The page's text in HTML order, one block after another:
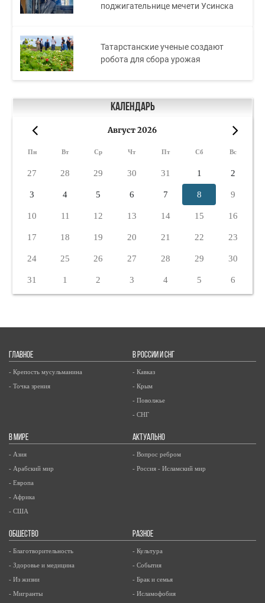
поджигательнице мечети Усинска
Татарстанские ученые создают
робота для сбора урожая
Календарь
Август 2026
Пн Вт Ср Чт Пт Сб Вс
27 28 29 30 31 1 2
3 4 5 6 7 8 9
10 11 12 13 14 15 16
17 18 19 20 21 22 23
24 25 26 27 28 29 30
31 1 2 3 4 5 6
ГЛАВНОЕ
- Крепость мусульманина
- Точка зрения
В РОССИИ И СНГ
- Кавказ
- Крым
- Поволжье
- СНГ
В МИРЕ
- Азия
- Арабский мир
- Европа
- Африка
- США
АКТУАЛЬНО
- Вопрос ребром
- Россия - Исламский мир
ОБЩЕСТВО
- Благотворительность
- Здоровье и медицина
- Из жизни
- Мигранты
РАЗНОЕ
- Культура
- События
- Брак и семья
- Исламофобия